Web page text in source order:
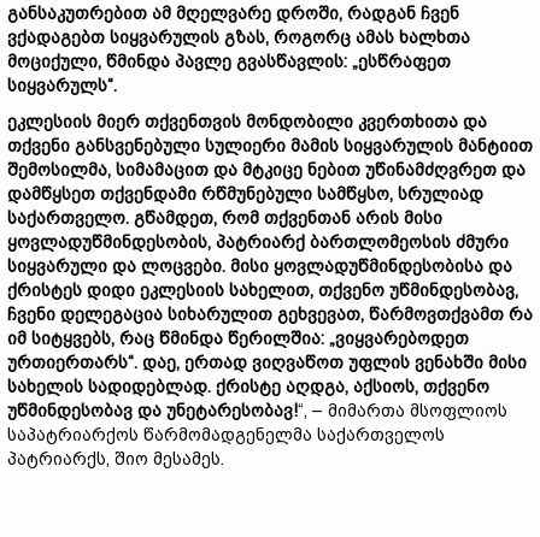
განსაკუთრებით ამ მღელვარე დროში, რადგან ჩვენ
ვქადაგებთ სიყვარულის გზას, როგორც ამას ხალხთა
მოციქული, წმინდა პავლე გვასწავლის: „ესწრაფეთ
სიყვარულს“.
ეკლესიის მიერ თქვენთვის მონდობილი კვერთხითა და
თქვენი განსვენებული სულიერი მამის სიყვარულის მანტიით
შემოსილმა, სიმამაცით და მტკიცე ნებით უწინამძღვრეთ და
დამწყსეთ თქვენდამი რწმუნებული სამწყსო, სრულიად
საქართველო. გწამდეთ, რომ თქვენთან არის მისი
ყოვლადუწმინდესობის, პატრიარქ ბართლომეოსის ძმური
სიყვარული და ლოცვები. მისი ყოვლადუწმინდესობისა და
ქრისტეს დიდი ეკლესიის სახელით, თქვენო უწმინდესობავ,
ჩვენი დელეგაცია სიხარულით გეხვევათ, წარმოვთქვამთ რა
იმ სიტყვებს, რაც წმინდა წერილშია: „ვიყვარებოდეთ
ურთიერთარს“. დაე, ერთად ვიღვაწოთ უფლის ვენახში მისი
სახელის სადიდებლად. ქრისტე აღდგა, აქსიოს, თქვენო
უწმინდესობავ და უნეტარესობავ!“, – მიმართა მსოფლიოს
საპატრიარქოს წარმომადგენელმა საქართველოს
პატრიარქს, შიო მესამეს.